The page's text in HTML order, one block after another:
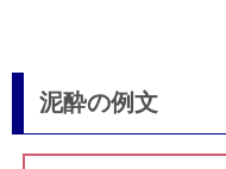
泥酔の例文